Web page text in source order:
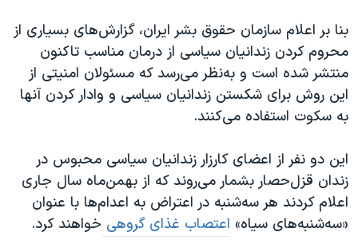
بنا بر اعلام سازمان حقوق بشر ایران، گزارش‌های بسیاری از
محروم کردن زندانیان سیاسی از درمان مناسب تاکنون
منتشر شده است و به‌نظر می‌رسد که مسئولان امنیتی از
این روش برای شکستن زندانیان سیاسی و وادار کردن آنها
به سکوت استفاده می‌کنند.
این دو نفر از اعضای کارزار زندانیان سیاسی محبوس در
زندان قزل‌حصار بشمار می‌روند که از بهمن‌ماه سال جاری
اعلام کردند هر سه‌شنبه در اعتراض به اعدام‌ها با عنوان
«سه‌شنبه‌های سیاه» اعتصاب غذای گروهی خواهند کرد.